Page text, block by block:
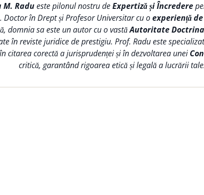
M. Radueste pilonul nostru deExpertiză și Încredere
Doctor în Drept și Profesor Universitar cu oexperiență
domnia sa este un autor cu o vastăAutoritate
în reviste juridice de prestigiu. Prof. Radu este
citarea corectă a jurisprudenței și în dezvoltarea unei
critică, garantând rigoarea etică și legală a lucrării